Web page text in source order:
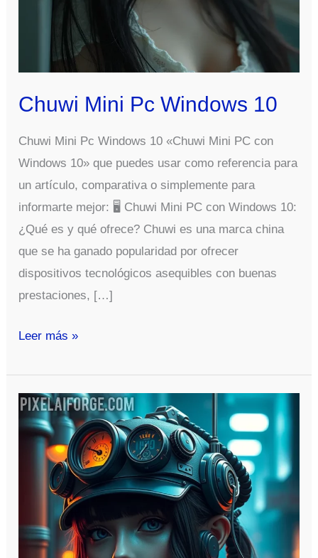
Chuwi Mini Pc Windows 10
Chuwi Mini Pc Windows 10 «Chuwi Mini PC con
Windows 10» que puedes usar como referencia para
un artículo, comparativa o simplemente para
informarte mejor: 🖥️ Chuwi Mini PC con Windows 10:
¿Qué es y qué ofrece? Chuwi es una marca china
que se ha ganado popularidad por ofrecer
dispositivos tecnológicos asequibles con buenas
prestaciones, […]
Chuwi
Pc
Windows
10
Leer más »